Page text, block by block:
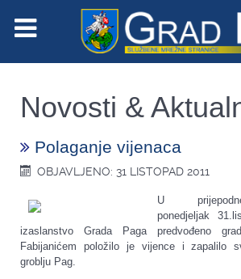
Novosti &
Polaganje vijenaca
OBJAVLJENO: 31 LISTOPAD 2011
U
ponedjeljak
izaslanstvo Grada Paga predvođeno
Fabijanićem položilo je vijence i zapalilo
groblju Pag.